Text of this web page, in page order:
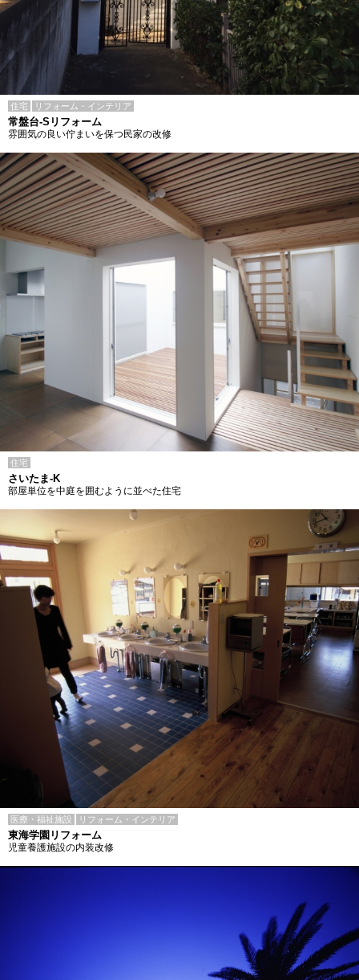
住宅 リフォーム・インテリア
常盤台-Sリフォーム
雰囲気の良い佇まいを保つ民家の改修
住宅
さいたま-K
部屋単位を中庭を囲むように並べた住宅
医療・福祉施設 リフォーム・インテリア
東海学園リフォーム
児童養護施設の内装改修